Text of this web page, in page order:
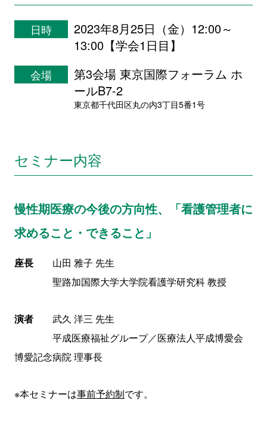
日時
2023年8月25日（金）12:00～
13:00【学会1日目】
会場
第3会場 東京国際フォーラム ホ
ールB7-2
東京都千代田区丸の内3丁目5番1号
セミナー内容
慢性期医療の今後の方向性、「看護管理者に
求めること・できること」
座長山田 雅子 先生
聖路加国際大学大学院看護学研究科 教授
演者武久 洋三 先生
平成医療福祉グループ／医療法人平成博愛会
博愛記念病院 理事長
※本セミナーは事前予約制です。